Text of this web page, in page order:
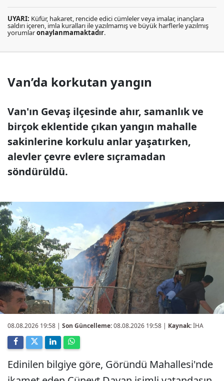
UYARI: Küfür, hakaret, rencide edici cümleler veya imalar, inançlara
saldırı içeren, imla kuralları ile yazılmamış ve büyük harflerle yazılmış
yorumlaronaylanmamaktadır.
Van’da korkutan yangın
Van'ın Gevaş ilçesinde ahır, samanlık ve
birçok eklentide çıkan yangın mahalle
sakinlerine korkulu anlar yaşatırken,
alevler çevre evlere sıçramadan
söndürüldü.
08.08.2026 19:58 | Son Güncelleme:08.08.2026 19:58 | Kaynak:İHA
Edinilen bilgiye göre, Göründü Mahallesi'nde